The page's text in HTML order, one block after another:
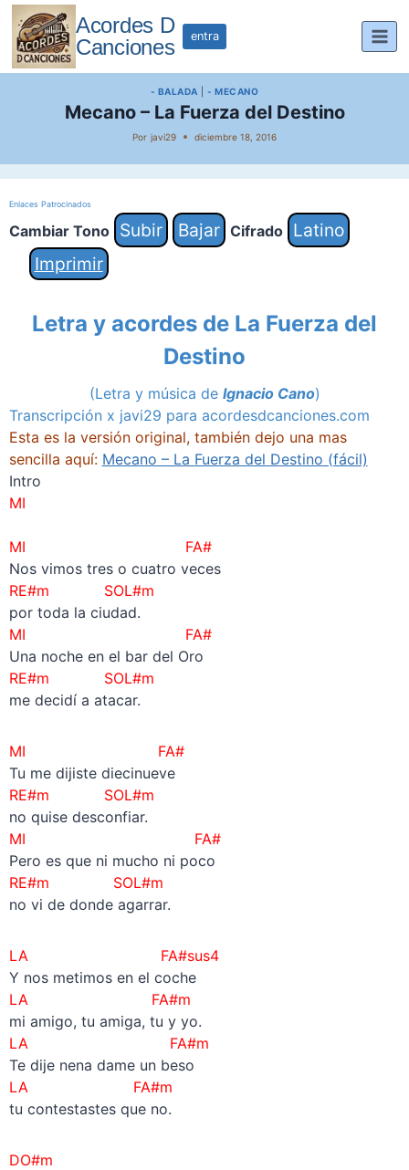
Saltar
contenido
Acordes D
Canciones
entra
- BALADA |- MECANO
Mecano – La Fuerza del Destino
Por javi29 diciembre 18, 2016
Enlaces Patrocinados
Cambiar Tono Subir Bajar Cifrado
Latino
Imprimir
Letra y acordes de La Fuerza del
Destino
(Letra y música de Ignacio Cano)
Transcripción x javi29 para acordesdcanciones.com
Esta es la versión original, también dejo una mas
sencilla aquí: Mecano – La Fuerza del Destino (fácil)
Intro
MI
MI FA#
Nos vimos tres o cuatro veces
RE#m SOL#m
por toda la ciudad.
MI FA#
Una noche en el bar del Oro
RE#m SOL#m
me decidí a atacar.
MI FA#
Tu me dijiste diecinueve
RE#m SOL#m
no quise desconfiar.
MI FA#
Pero es que ni mucho ni poco
RE#m SOL#m
no vi de donde agarrar.
LA FA#sus4
Y nos metimos en el coche
LA FA#m
mi amigo, tu amiga, tu y yo.
LA FA#m
Te dije nena dame un beso
LA FA#m
tu contestastes que no.
DO#m